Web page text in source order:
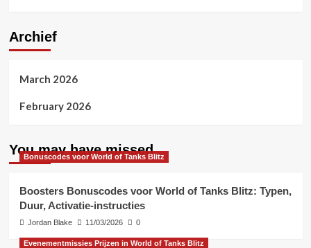
Archief
March 2026
February 2026
You may have missed
Bonuscodes voor World of Tanks Blitz
Boosters Bonuscodes voor World of Tanks Blitz: Typen,
Duur, Activatie-instructies
Jordan Blake 11/03/2026 0
Evenementmissies Prijzen in World of Tanks Blitz